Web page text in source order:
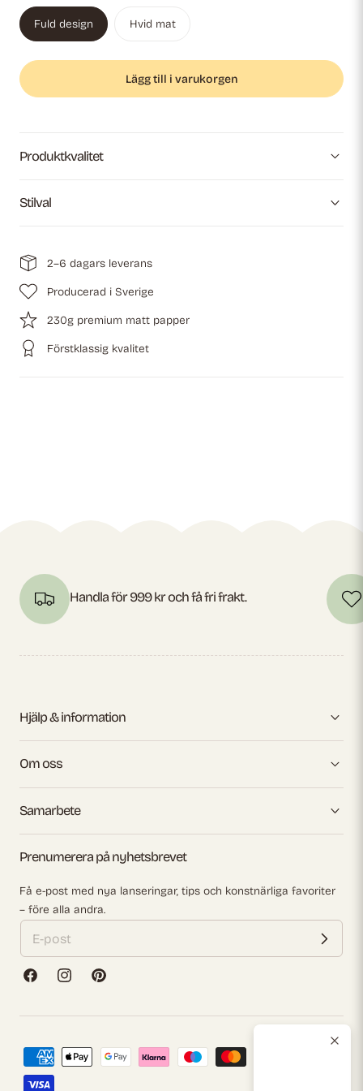
Fuld design Hvid mat
Lägg till i varukorgen
Produktkvalitet
Stilval
2–6 dagars leverans
Producerad i Sverige
230g premium matt papper
Förstklassig kvalitet
Handla för 999 kr och få fri frakt.
Hjälp & information
Om oss
Samarbete
Prenumerera på nyhetsbrevet
Få e-post med nya lanseringar, tips och konstnärliga favoriter
– före alla andra.
FacebookInstagramPinterest
Betalningsmetoder